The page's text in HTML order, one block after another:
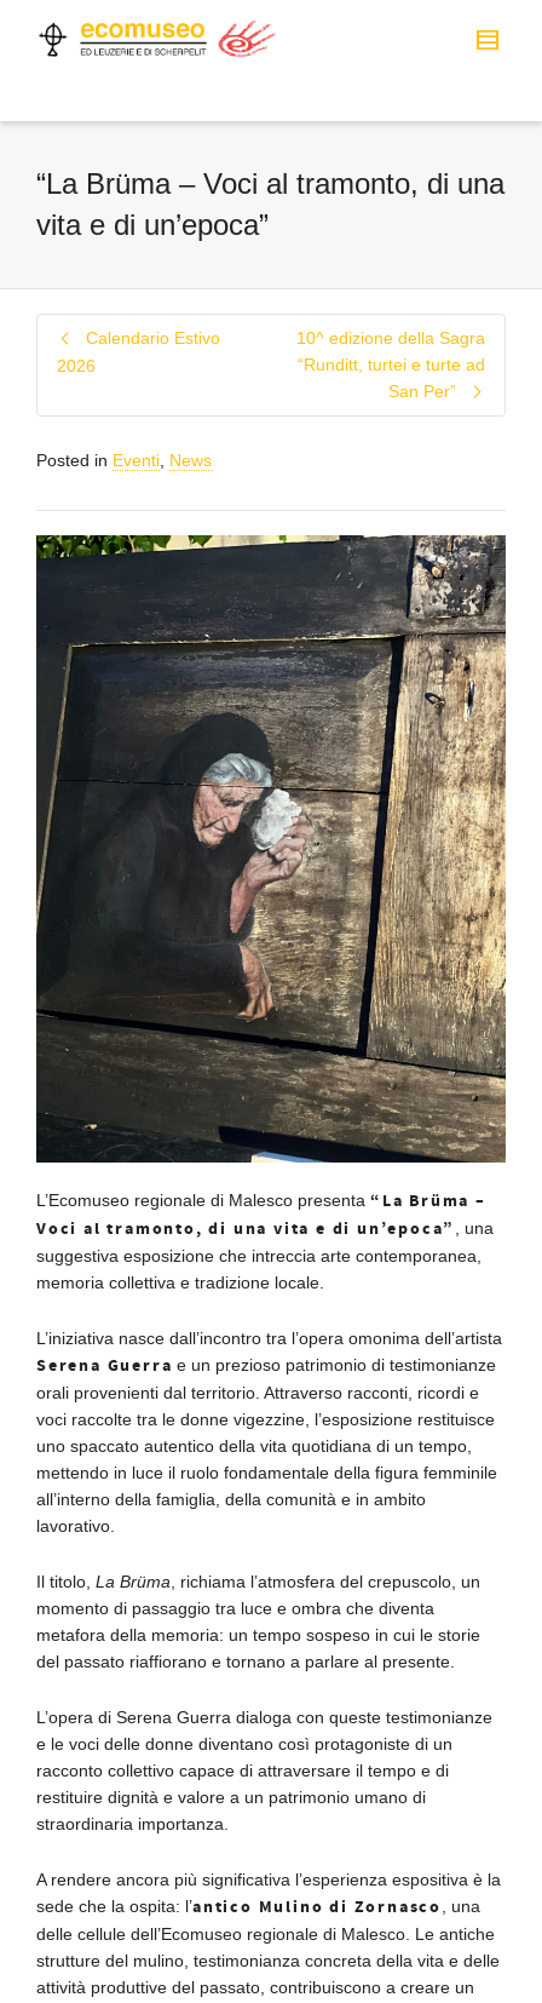
“La Brüma – Voci al tramonto, di una
vita e di un’epoca”
Calendario Estivo
2026
10^ edizione della Sagra
“Runditt, turtei e turte ad
San Per”
Posted in Eventi News
L’Ecomuseo regionale di Malesco presenta “La Brüma –
Voci al tramonto, di una vita e di un’epoca”
, una
suggestiva esposizione che intreccia arte contemporanea,
memoria collettiva e tradizione locale.
L’iniziativa nasce dall’incontro tra l’opera omonima dell’artista
Serena Guerra e un prezioso patrimonio di testimonianze
orali provenienti dal territorio. Attraverso racconti, ricordi e
voci raccolte tra le donne vigezzine, l’esposizione restituisce
uno spaccato autentico della vita quotidiana di un tempo,
mettendo in luce il ruolo fondamentale della figura femminile
all’interno della famiglia, della comunità e in ambito
lavorativo.
Il titolo, La Brüma , richiama l’atmosfera del crepuscolo, un
momento di passaggio tra luce e ombra che diventa
metafora della memoria: un tempo sospeso in cui le storie
del passato riaffiorano e tornano a parlare al presente.
L’opera di Serena Guerra dialoga con queste testimonianze
e le voci delle donne diventano così protagoniste di un
racconto collettivo capace di attraversare il tempo e di
restituire dignità e valore a un patrimonio umano di
straordinaria importanza.
A rendere ancora più significativa l’esperienza espositiva è la
sede che la ospita: l’antico Mulino di Zornasco
, una
delle cellule dell’Ecomuseo regionale di Malesco. Le antiche
strutture del mulino, testimonianza concreta della vita e delle
attività produttive del passato, contribuiscono a creare un